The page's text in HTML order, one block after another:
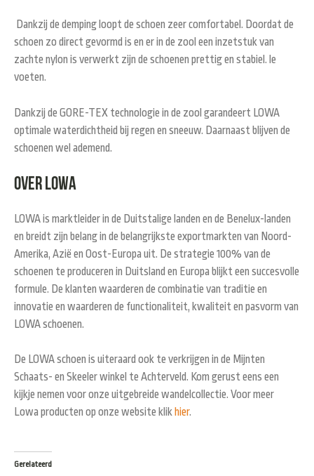
Dankzij de demping loopt de schoen zeer comfortabel. Doordat de
schoen zo direct gevormd is en er in de zool een inzetstuk van
zachte nylon is verwerkt zijn de schoenen prettig en stabiel. le
voeten.
Dankzij de GORE-TEX technologie in de zool garandeert LOWA
optimale waterdichtheid bij regen en sneeuw. Daarnaast blijven de
schoenen wel ademend.
Over Lowa
LOWA is marktleider in de Duitstalige landen en de Benelux-landen
en breidt zijn belang in de belangrijkste exportmarkten van Noord-
Amerika, Azië en Oost-Europa uit. De strategie 100% van de
schoenen te produceren in Duitsland en Europa blijkt een succesvolle
formule. De klanten waarderen de combinatie van traditie en
innovatie en waarderen de functionaliteit, kwaliteit en pasvorm van
LOWA schoenen.
De LOWA schoen is uiteraard ook te verkrijgen in de Mijnten
Schaats- en Skeeler winkel te Achterveld. Kom gerust eens een
kijkje nemen voor onze uitgebreide wandelcollectie. Voor meer
Lowa producten op onze website klik hier.
Gerelateerd